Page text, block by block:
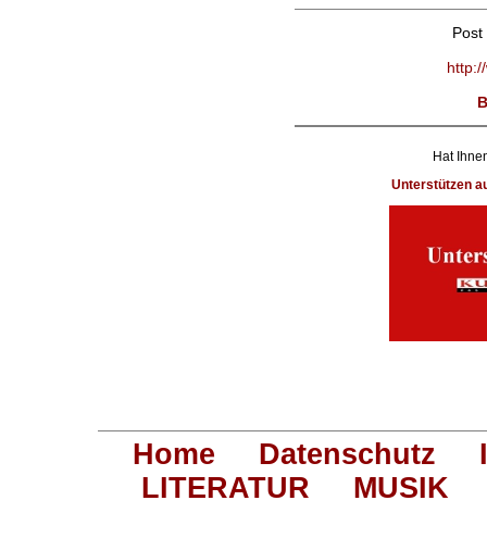
Hat
Unterstützen
Home Datenschutz
LITERATUR
MUSIK